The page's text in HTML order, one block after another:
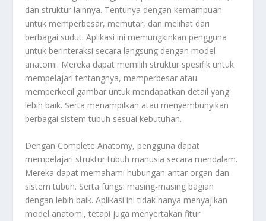
dan struktur lainnya. Tentunya dengan kemampuan
untuk memperbesar, memutar, dan melihat dari
berbagai sudut. Aplikasi ini memungkinkan pengguna
untuk berinteraksi secara langsung dengan model
anatomi. Mereka dapat memilih struktur spesifik untuk
mempelajari tentangnya, memperbesar atau
memperkecil gambar untuk mendapatkan detail yang
lebih baik. Serta menampilkan atau menyembunyikan
berbagai sistem tubuh sesuai kebutuhan.
Dengan Complete Anatomy, pengguna dapat
mempelajari struktur tubuh manusia secara mendalam.
Mereka dapat memahami hubungan antar organ dan
sistem tubuh. Serta fungsi masing-masing bagian
dengan lebih baik. Aplikasi ini tidak hanya menyajikan
model anatomi, tetapi juga menyertakan fitur